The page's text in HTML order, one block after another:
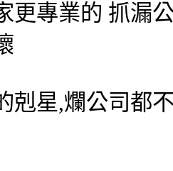
更專業的 抓漏
剋星,爛公司都